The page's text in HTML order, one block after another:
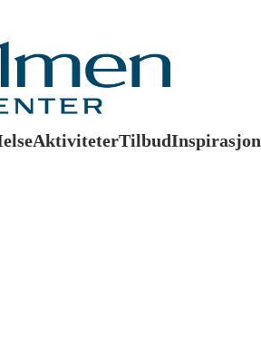
AktiviteterTilbudInspirasjon